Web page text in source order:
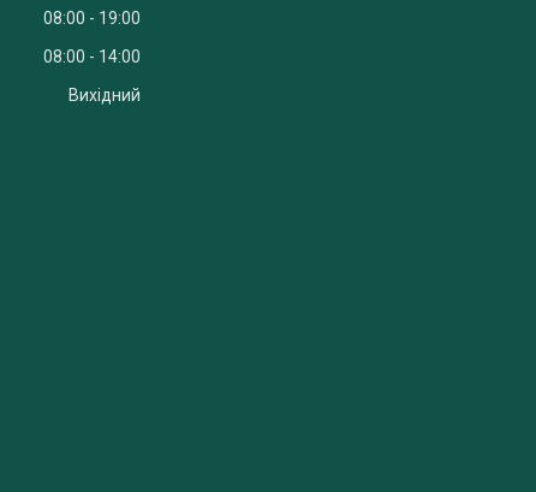
08:00
19:00
08:00
14:00
Вихідний